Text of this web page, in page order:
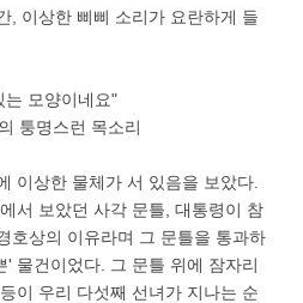
, 이상한 삐삐 소리가 요란하게 들
는 모양이네요"
퉁명스런 목소리
이상한 물체가 서 있음을 보았다.
서 보았던 사각 문틀, 대통령이 참
호상의 이유라며 그 문틀을 통과하
' 물건이었다. 그 문틀 위에 잠자리
이 우리 다섯째 선녀가 지나는 순